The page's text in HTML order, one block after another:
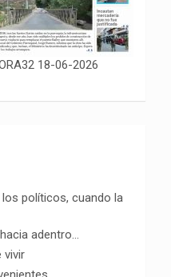
18-06-2026
políticos, cuando la
adentro…
vivir